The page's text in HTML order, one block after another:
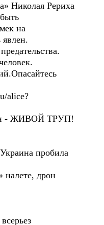
Николая Рериха
на
явлен.
alice?
- ЖИВОЙ ТРУП!
пробила
дрон